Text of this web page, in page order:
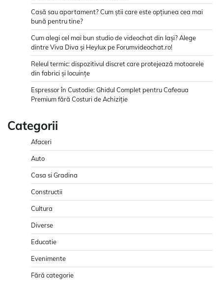
Casă sau apartament? Cum știi care este opțiunea cea mai
bună pentru tine?
Cum alegi cel mai bun studio de videochat din Iași? Alege
dintre Viva Diva și Heylux pe Forumvideochat.ro!
Releul termic: dispozitivul discret care protejează motoarele
din fabrici și locuințe
Espressor în Custodie: Ghidul Complet pentru Cafeaua
Premium fără Costuri de Achiziție
Categorii
Afaceri
Auto
Casa si Gradina
Constructii
Cultura
Diverse
Educatie
Evenimente
Fără categorie